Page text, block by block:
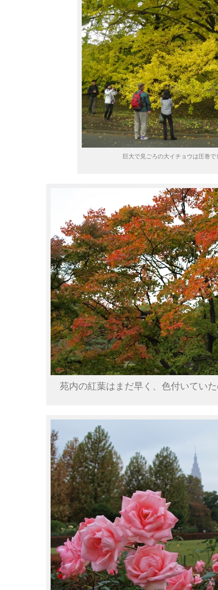
巨大で見ごろの大イチョウは圧巻で
苑内の紅葉はまだ早く、色付いてい